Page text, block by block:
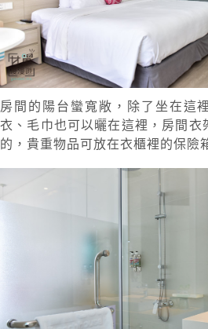
房間的陽台蠻寬敞，除了坐在這
衣、毛巾也可以曬在這裡，房間衣
的，貴重物品可放在衣櫃裡的保險